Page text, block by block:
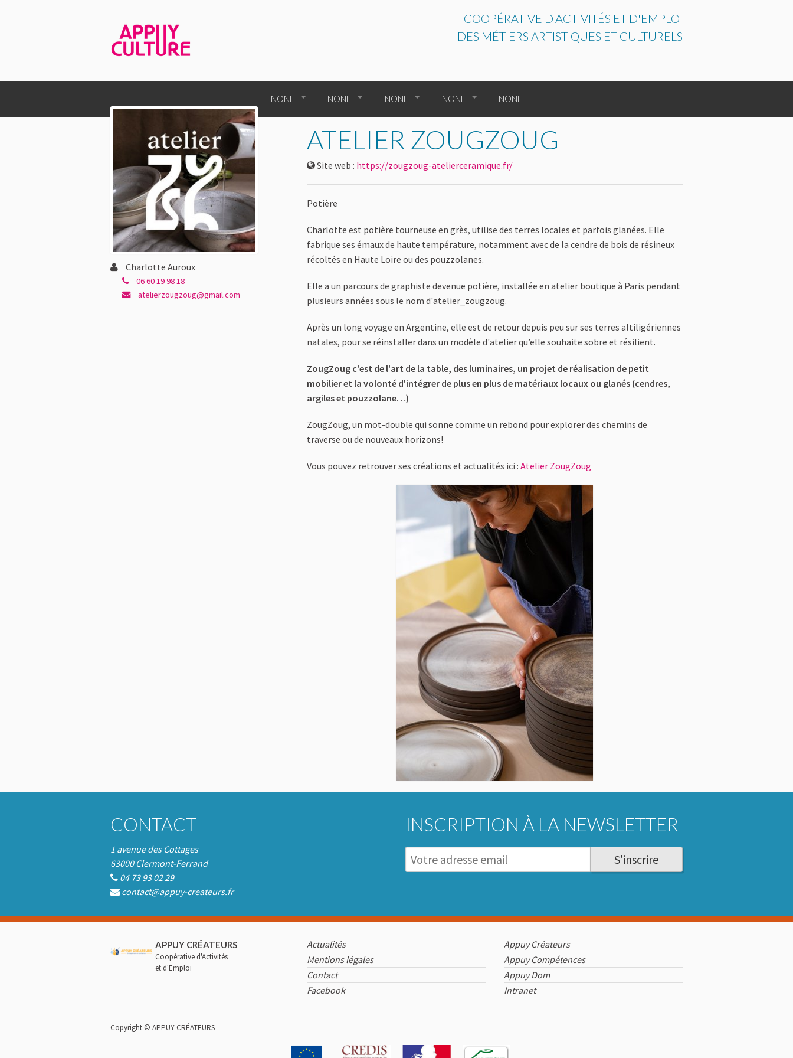
COOPÉRATIVE D'ACTIVITÉS ET D'EMPLOI
DES MÉTIERS ARTISTIQUES ET CULTURELS
NONE NONE
NONE
NONE
NONE
TOUTES LES CATÉGORIES
NONE
NONE
NONE
NONE
ATELIER ZOUGZOUG
Charlotte Auroux
06 60 19 98 18
atelierzougzoug@gmail.com
Site web : https://zougzoug-atelierceramique.fr/
Potière
Charlotte est potière tourneuse en grès, utilise des terres locales et parfois glanées. Elle
fabrique ses émaux de haute température, notamment avec de la cendre de bois de résineux
récoltés en Haute Loire ou des pouzzolanes.
Elle a un parcours de graphiste devenue potière, installée en atelier boutique à Paris pendant
plusieurs années sous le nom d'atelier_zougzoug.
Après un long voyage en Argentine, elle est de retour depuis peu sur ses terres altiligériennes
natales, pour se réinstaller dans un modèle d'atelier qu’elle souhaite sobre et résilient.
ZougZoug c'est de l'art de la table, des luminaires, un projet de réalisation de petit
mobilier et la volonté d'intégrer de plus en plus de matériaux locaux ou glanés (cendres,
argiles et pouzzolane…)
ZougZoug, un mot-double qui sonne comme un rebond pour explorer des chemins de
traverse ou de nouveaux horizons!
Vous pouvez retrouver ses créations et actualités ici :Atelier ZougZoug
CONTACT
1 avenue des Cottages
63000 Clermont-Ferrand
04 73 93 02 29
contact@appuy-createurs.fr
INSCRIPTION À LA NEWSLETTER
S'inscrire
APPUY CRÉATEURS
Coopérative d'Activités
et d'Emploi
Actualités
Mentions légales
Contact
Facebook
Appuy Créateurs
Appuy Compétences
Appuy Dom
Intranet
Copyright © APPUY CRÉATEURS